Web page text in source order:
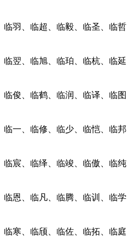
临羽、临超、临毅、临圣、临哲
临翌、临旭、临珀、临杭、临延
临俊、临鹤、临润、临译、临图
临一、临修、临少、临恺、临邦
临宸、临绎、临竣、临傲、临纯
临恩、临凡、临腾、临训、临学
临寒、临颀、临佐、临拓、临庭